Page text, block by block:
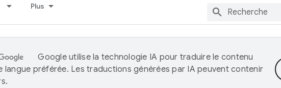
Plus
Google utilise la technologie IA pour traduire le contenu
langue préférée. Les traductions générées par IA peuvent contenir